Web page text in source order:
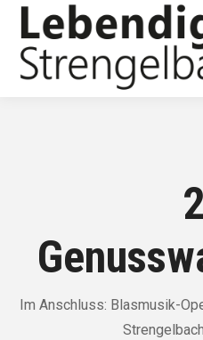
Im Anschluss: Blasmusik-